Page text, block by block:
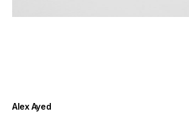
Alex Ayed